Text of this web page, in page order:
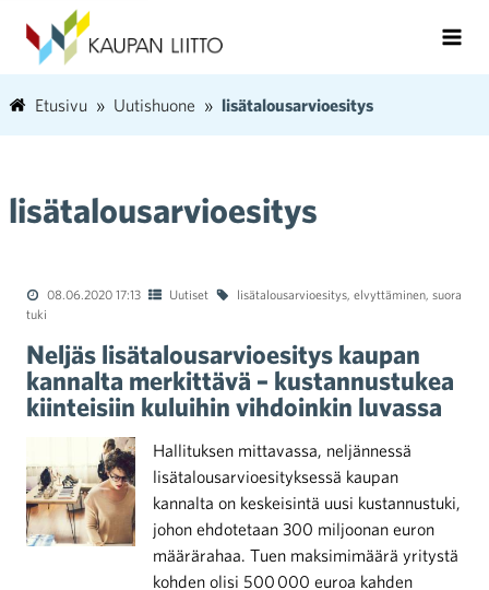
Etusivu Uutishuone lisätalousarvioesitys
lisätalousarvioesitys
08.06.2020 17:13 Uutiset lisätalousarvioesitys, elvyttäminen, suora
tuki
Neljäs lisätalousarvioesitys kaupan
kannalta merkittävä – kustannustukea
kiinteisiin kuluihin vihdoinkin luvassa
Hallituksen mittavassa, neljännessä
lisätalousarvioesityksessä kaupan
kannalta on keskeisintä uusi kustannustuki,
johon ehdotetaan 300 miljoonan euron
määrärahaa. Tuen maksimimäärä yritystä
kohden olisi 500 000 euroa kahden